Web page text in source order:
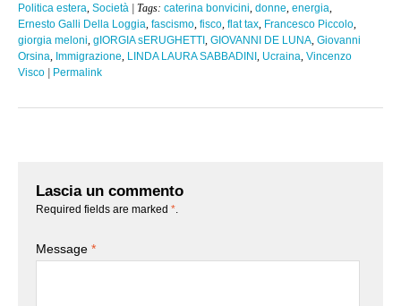
Politica estera Società | Tags: caterina bonvicini donne energia
Ernesto Galli Della Loggia fascismo fisco flat tax Francesco Piccolo
giorgia meloni gIORGIA sERUGHETTI GIOVANNI DE LUNA Giovanni
Orsina Immigrazione LINDA LAURA SABBADINI Ucraina Vincenzo
Visco | Permalink
Lascia un commento
Required fields are marked *
Message *